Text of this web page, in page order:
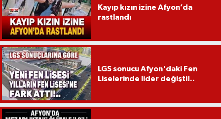
Kayıp kızın izine Afyon’da
rastlandı
LGS sonucu Afyon'daki Fen
Liselerinde lider değişti!..